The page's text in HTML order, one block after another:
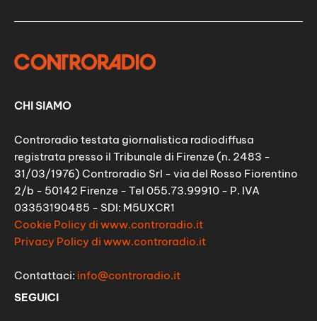
CHI SIAMO
Controradio testata giornalistica radiodiffusa
registrata presso il Tribunale di Firenze (n. 2483 -
31/03/1976) Controradio Srl - via del Rosso Fiorentino
2/b - 50142 Firenze - Tel 055.73.99910 - P. IVA
03353190485 - SDI: M5UXCR1
Cookie Policy di www.controradio.it
Privacy Policy di www.controradio.it
Contattaci: info@controradio.it
SEGUICI